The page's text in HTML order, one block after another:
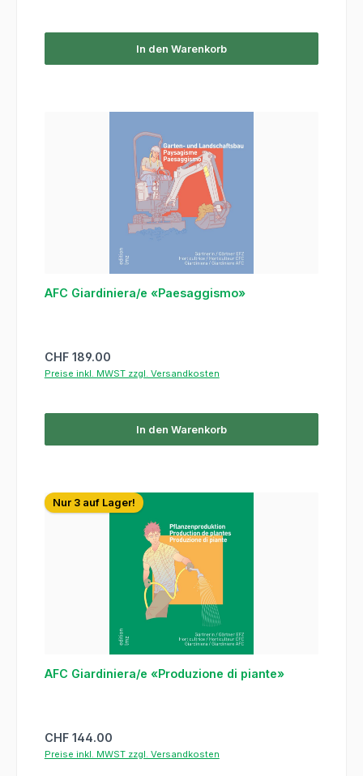
In den Warenkorb
AFC Giardiniera/e «Paesaggismo»
Regulärer Preis:
CHF 189.00
Preise inkl. MWST zzgl. Versandkosten
In den Warenkorb
Nur 3 auf Lager!
AFC Giardiniera/e «Produzione di piante»
Regulärer Preis:
CHF 144.00
Preise inkl. MWST zzgl. Versandkosten